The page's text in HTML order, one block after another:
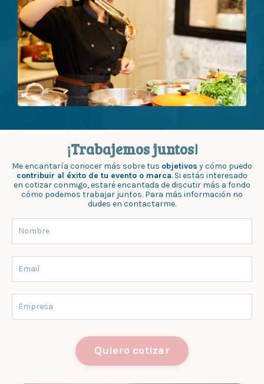
¡Trabajemos juntos!
Me encantaría conocer más sobre tus objetivos y cómo puedo
contribuir al éxito de tu evento o marca. Si estás interesado
en cotizar conmigo, estaré encantada de discutir más a fondo
cómo podemos trabajar juntos. Para más información no
dudes en contactarme.
Quiero cotizar